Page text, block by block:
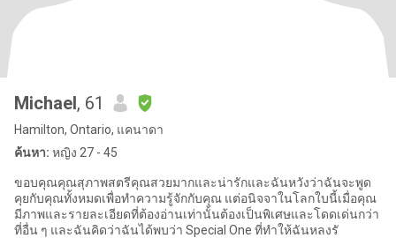
Michael, 61
Hamilton, Ontario, แคนาดา
ค้นหา: หญิง 27 - 45
ขอบคุณคุณสุภาพสตรีคุณสวยมากและน่ารักและฉันหวังว่าฉันจะพูด
คุยกับคุณทั้งหมดเพื่อทำความรู้จักกับคุณ แต่อนิจจาในโลกใบนี้เมื่อคุณ
มีภาพและรายละเอียดที่ต้องอ่านเท่านั้นต้องเป็นพิเศษและโดดเด่นกว่า
ที่อื่น ๆ และฉันคิดว่าฉันได้พบว่า Special One ที่ทำให้ฉันหลงรั